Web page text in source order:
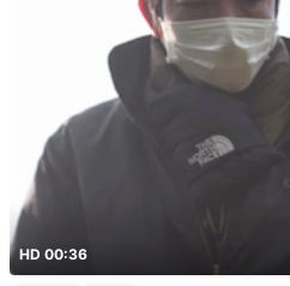
HD 00:36